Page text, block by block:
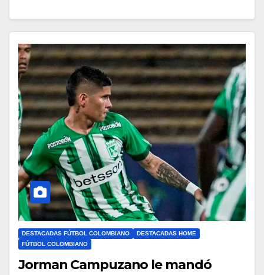
DESTACADAS FÚTBOL COLOMBIANO
DESTACADAS HOME
FÚTBOL COLOMBIANO
Jorman Campuzano le mandó